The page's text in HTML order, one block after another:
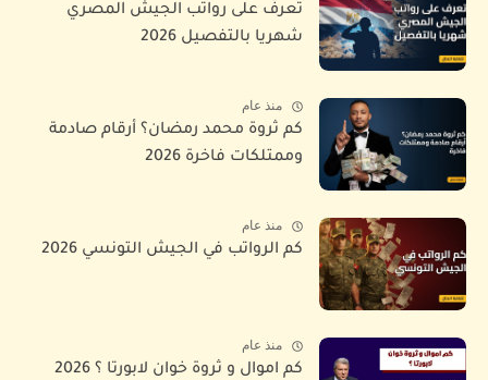
تعرف على رواتب الجيش المصري
شهريا بالتفصيل 2026
منذ عام
كم ثروة محمد رمضان؟ أرقام صادمة
وممتلكات فاخرة 2026
منذ عام
كم الرواتب في الجيش التونسي 2026
منذ عام
كم اموال و ثروة خوان لابورتا ؟ 2026